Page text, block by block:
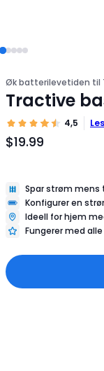
Øk batterilevetiden til
Tractive
4,5
$19.99
Produktpris
Spar strøm
Konfigurer en
Ideell for hjem
Fungerer med